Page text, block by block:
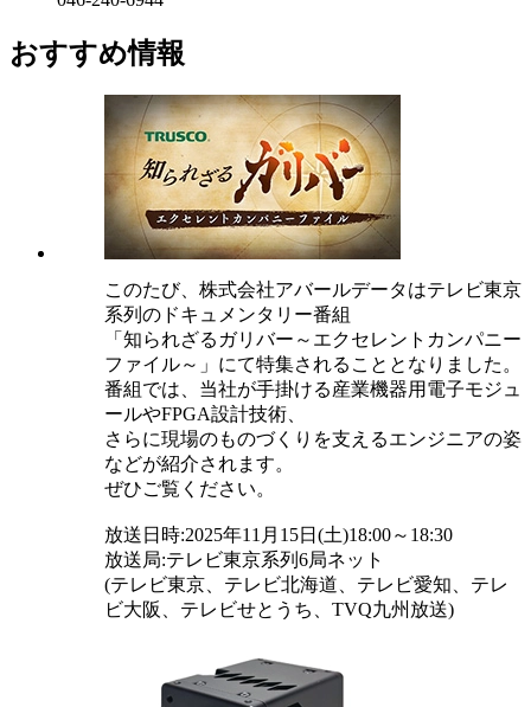
おすすめ情報
このたび、株式会社アバールデータはテレビ東京
系列のドキュメンタリー番組
「知られざるガリバー～エクセレントカンパニー
ファイル～」にて特集されることとなりました。
番組では、当社が手掛ける産業機器用電子モジュ
ールやFPGA設計技術、
さらに現場のものづくりを支えるエンジニアの姿
などが紹介されます。
ぜひご覧ください。
放送日時:2025年11月15日(土)18:00～18:30
放送局:テレビ東京系列6局ネット
(テレビ東京、テレビ北海道、テレビ愛知、テレ
ビ大阪、テレビせとうち、TVQ九州放送)